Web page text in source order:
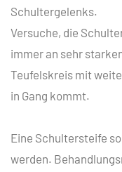
Schultergelenks.
Versuche, die
immer an sehr
Teufelskreis mit
in Gang kommt.
Eine Schultersteife
werden.